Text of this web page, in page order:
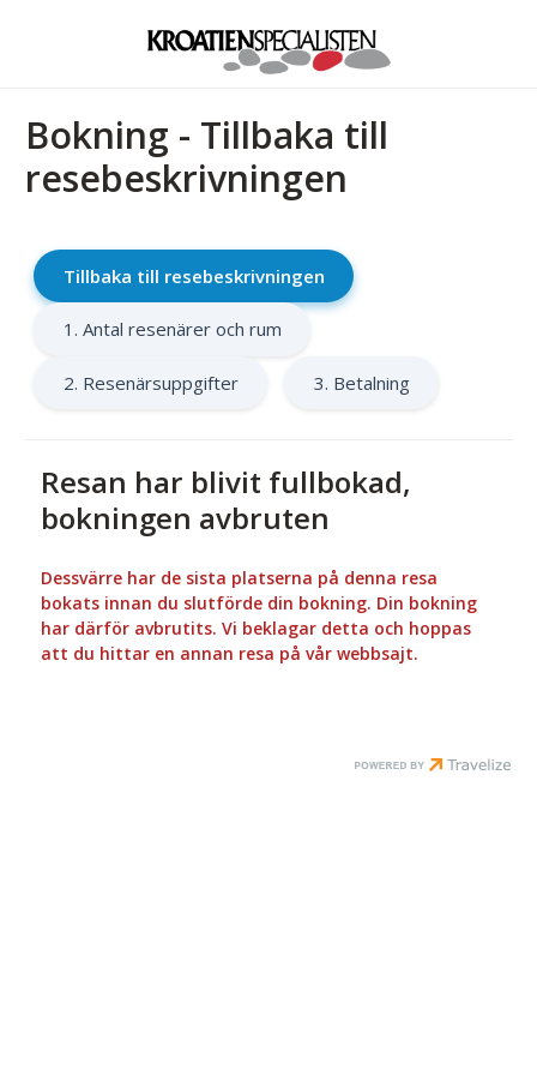
Bokning - Tillbaka till
resebeskrivningen
Tillbaka till resebeskrivningen
1. Antal resenärer och rum
2. Resenärsuppgifter 3. Betalning
Resan har blivit fullbokad,
bokningen avbruten
Dessvärre har de sista platserna på denna resa
bokats innan du slutförde din bokning. Din bokning
har därför avbrutits. Vi beklagar detta och hoppas
att du hittar en annan resa på vår webbsajt.